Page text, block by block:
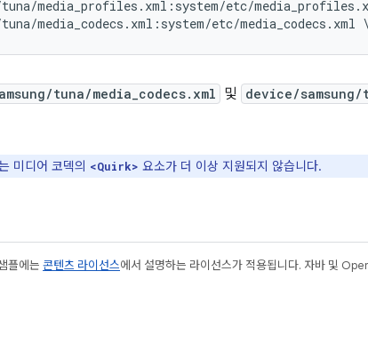
media_profiles.xml:system/etc/
tuna/media_codecs.xml 및 device/
미디어 코덱의 <Quirk> 요소가 더 이상 지원되지 않습니다.
플에는 콘텐츠 라이선스에서 설명하는 라이선스가 적용됩니다. 자바 및